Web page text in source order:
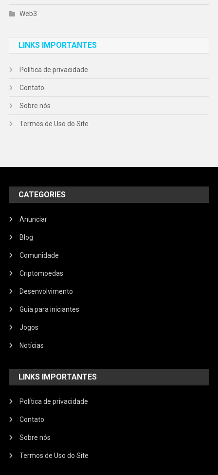
Web3
LINKS IMPORTANTES
Política de privacidade
Contato
Sobre nós
Termos de Uso do Site
CATEGORIES
Anunciar
Blog
Comunidade
Criptomoedas
Desenvolvimento
Guia para iniciantes
Jogos
Notícias
LINKS IMPORTANTES
Política de privacidade
Contato
Sobre nós
Termos de Uso do Site